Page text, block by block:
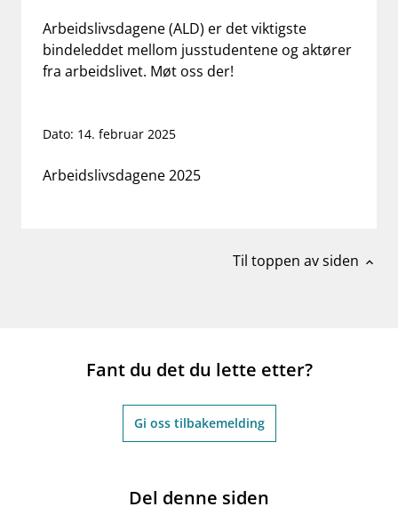
work_outlineJobb hos oss
dashboardInformasjon for investorer
Arbeidslivsdagene (ALD) er det viktigste
bindeleddet mellom jusstudentene og aktører
fra arbeidslivet. Møt oss der!
Dato: 14. februar 2025
Arbeidslivsdagene 2025
Til toppen av siden expand_less
Fant du det du lette etter?
Gi oss tilbakemelding
Del denne siden